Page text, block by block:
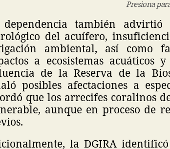
Presiona
también
del acuífero,
ambiental, así como
a ecosistemas
de la Reserva de la
posibles afectaciones a
que los arrecifes coralinos
aunque en proceso de
la DGIRA